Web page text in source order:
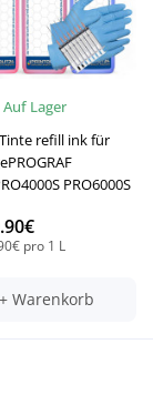
Auf Lager
refill ink für
PRO6000S
pro 1 L
+ Warenkorb